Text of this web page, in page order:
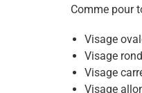
Comme pour
Visage
Visage
Visage
Visage